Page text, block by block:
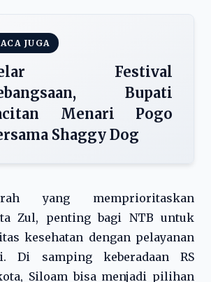
JUGA
Festival
Bupati
Menari Pogo
Shaggy Dog
yang memprioritaskan
Zul, penting bagi NTB untuk
kesehatan dengan pelayanan
Di samping keberadaan RS
Siloam bisa menjadi pilihan